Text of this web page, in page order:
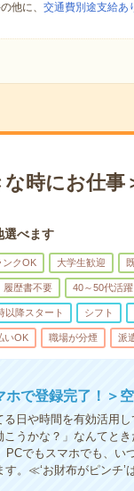
他に、 交通費別途支給あ
な時にお仕
べます
ンクOK 大学生歓迎
履歴書不要 40～50代活躍
以降スタート シフト
いOK 職場が分煙 派
で登録完了！＞
る日や時間を有効活用
うかな？」なんてと
でもスマホでも、い
す。≪‘お財布がピンチ